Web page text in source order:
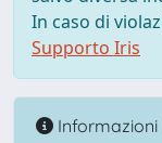
In caso di
Supporto Iris
Informazioni